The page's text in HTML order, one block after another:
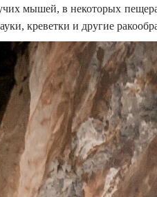
мышей, в некоторых
креветки и другие